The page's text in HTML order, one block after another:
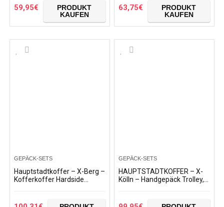
59,95€
PRODUKT
KAUFEN
Rollen
63,75€
PRODUKT
KAUFEN
GEPÄCK-SETS
Hauptstadtkoffer – X-Berg –
Kofferkoffer Hardside
GEPÄCK-SETS
HAUPTSTADTKOFFER – X-
Kölln – Handgepäck Trolley,
gummierte Doppelrollen…